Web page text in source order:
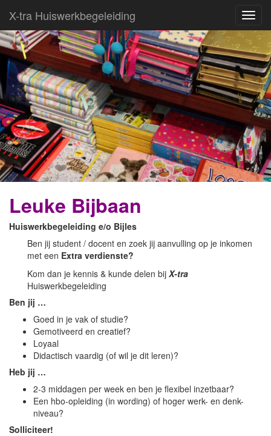
Welkom
Diensten (regulier)
Contactgegevens…
Kennismaking & Aanmelden
Team
Tarieven & voorwaarden
FAQ
Werken bij …
✉ Mail ons ...
X-tra Huiswerkbegeleiding
Leuke Bijbaan
Huiswerkbegeleiding e/o Bijles
Ben jij student / docent en zoek jij aanvulling op je inkomen
met een Extra verdienste?
Kom dan je kennis & kunde delen bij X-tra
Huiswerkbegeleiding
Ben jij …
Goed in je vak of studie?
Gemotiveerd en creatief?
Loyaal
Didactisch vaardig (of wil je dit leren)?
Heb jij …
2-3 middagen per week en ben je flexibel inzetbaar?
Een hbo-opleiding (in wording) of hoger werk- en denk-
niveau?
Solliciteer!